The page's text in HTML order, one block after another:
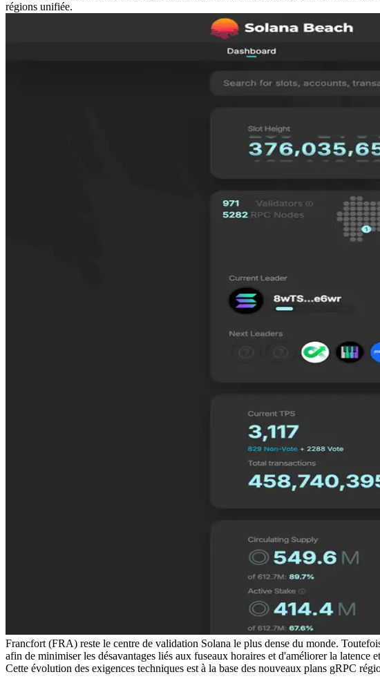
régions unifiée.
Francfort (FRA) reste le centre de validation Solana le plus dense du monde.
afin de minimiser les désavantages liés aux fuseaux horaires et d'améliorer la latence
Cette évolution des exigences techniques est à la base des nouveaux plans gRPC